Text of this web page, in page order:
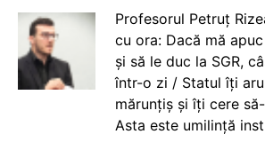
Profesorul Petruț
cu ora: Dacă mă
și să le duc la SGR,
într-o zi / Statul îți
mărunțiș și îți cere să-
Asta este umilință